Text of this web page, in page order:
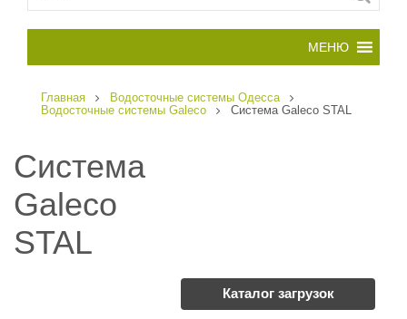
Главная
Водосточные системы Одесса
Водосточные системы Galeco
Система Galeco STAL
Система
Galeco
STAL
Каталог загрузок